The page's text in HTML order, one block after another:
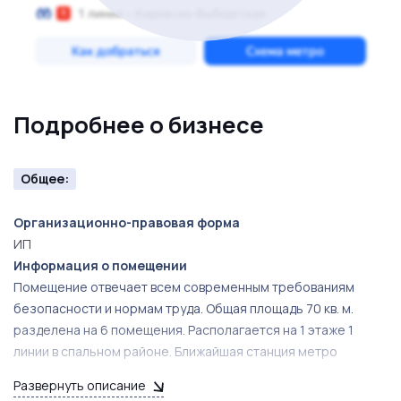
Подробнее о бизнесе
Общее:
Организационно-правовая форма
ИП
Информация о помещении
Помещение отвечает всем современным требованиям
безопасности и нормам труда. Общая площадь 70 кв. м.
разделена на 6 помещения. Располагается на 1 этаже 1
линии в спальном районе. Ближайшая станция метро
Развернуть описание